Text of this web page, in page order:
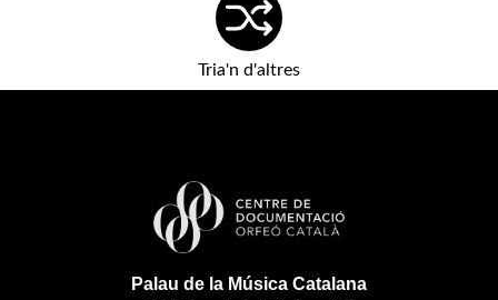
Tria'n d'altres
Palau de la Música Catalana